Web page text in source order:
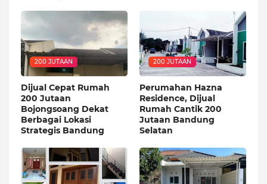
200 JUTAAN
Dijual Cepat Rumah
200 Jutaan
Bojongsoang Dekat
Berbagai Lokasi
Strategis Bandung
200 JUTAAN
Perumahan Hazna
Residence, Dijual
Rumah Cantik 200
Jutaan Bandung
Selatan